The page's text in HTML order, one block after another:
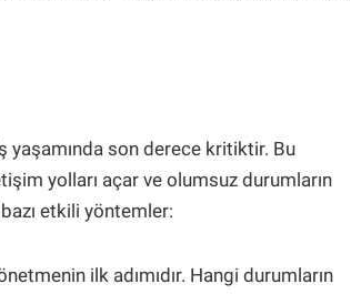
son derece kritiktir. Bu
yolları açar ve olumsuz durumların
etkili yöntemler:
ilk adımıdır. Hangi durumların